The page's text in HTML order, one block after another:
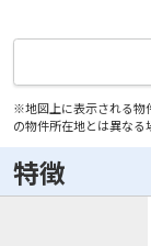
※地図上に表示される物
の物件所在地とは異なる
特徴